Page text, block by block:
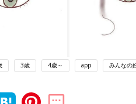
3歳 4歳～ app みんなの